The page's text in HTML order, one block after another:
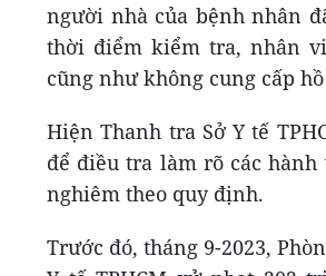
người nhà của bệnh nhân
thời điểm kiểm tra, nhân
cũng như không cung cấp
Hiện Thanh tra Sở Y tế
để điều tra làm rõ các
nghiêm theo quy định.
Trước đó, tháng 9-2023,